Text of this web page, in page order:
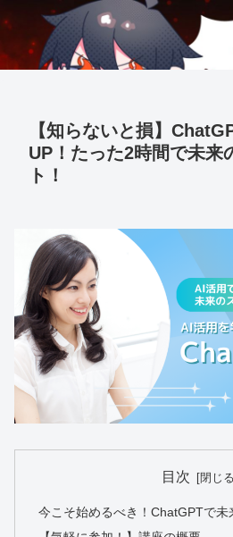
【知らないと損】
UP！たった2時間で未来
ト！
目次
今こそ始めるべき！ChatGPTで未